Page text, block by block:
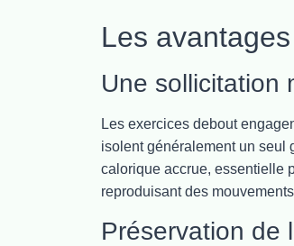
Les
Une sollicitation
Les exercices debout
isolent généralement un seul
calorique accrue, essentielle
reproduisant des
Préservation de